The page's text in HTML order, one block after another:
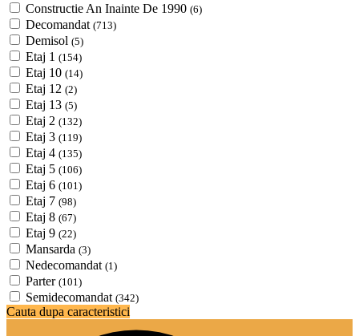
Constructie An Inainte De 1990 (6)
Decomandat (713)
Demisol (5)
Etaj 1 (154)
Etaj 10 (14)
Etaj 12 (2)
Etaj 13 (5)
Etaj 2 (132)
Etaj 3 (119)
Etaj 4 (135)
Etaj 5 (106)
Etaj 6 (101)
Etaj 7 (98)
Etaj 8 (67)
Etaj 9 (22)
Mansarda (3)
Nedecomandat (1)
Parter (101)
Semidecomandat (342)
Cauta dupa caracteristici